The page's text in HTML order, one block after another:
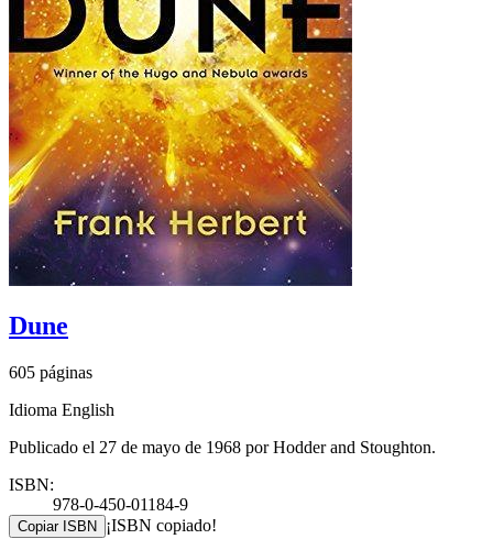
Dune
605 páginas
Idioma English
Publicado el 27 de mayo de 1968 por Hodder and Stoughton.
ISBN:
978-0-450-01184-9
Copiar ISBN ¡ISBN copiado!